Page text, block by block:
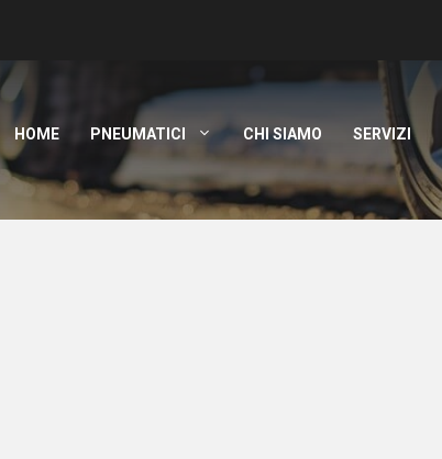
HOME PNEUMATICI CHI SIAMO SERVIZI